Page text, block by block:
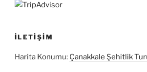
İLETIŞIM
Harita Konumu: Çanakkale Şehitlik